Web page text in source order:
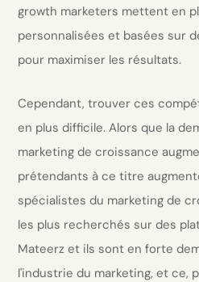
growth marketers mettent en
personnalisées et basées sur
pour maximiser les résultats.
Cependant, trouver ces
en plus difficile. Alors que la
marketing de croissance
prétendants à ce titre
spécialistes du marketing de
les plus recherchés sur des
Mateerz et ils sont en forte
l'industrie du marketing, et ce,